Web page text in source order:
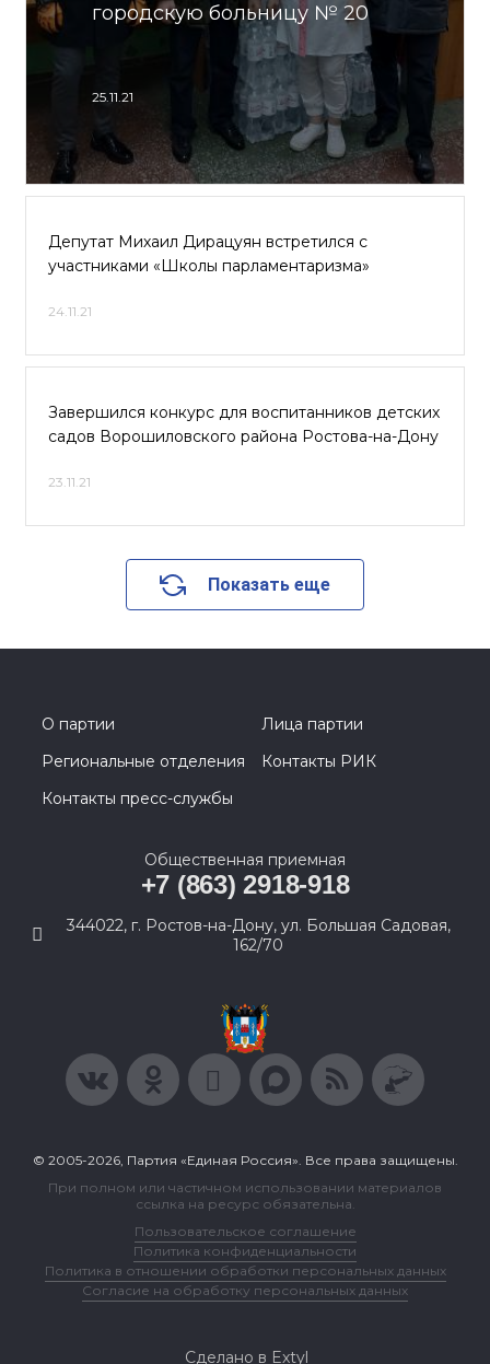
городскую больницу № 20
25.11.21
Депутат Михаил Дирацуян встретился с
участниками «Школы парламентаризма»
24.11.21
Завершился конкурс для воспитанников детских
садов Ворошиловского района Ростова-на-Дону
23.11.21
Показать еще
О партии
Лица партии
Региональные отделения
Контакты РИК
Контакты пресс-службы
Общественная приемная
+7 (863) 2918-918
344022, г. Ростов-на-Дону, ул. Большая Садовая,
162/70
© 2005-2026, Партия «Единая Россия». Все права защищены.
При полном или частичном использовании материалов
ссылка на ресурс обязательна.
Пользовательское соглашение
Политика конфиденциальности
Политика в отношении обработки персональных данных
Согласие на обработку персональных данных
Сделано в Extyl